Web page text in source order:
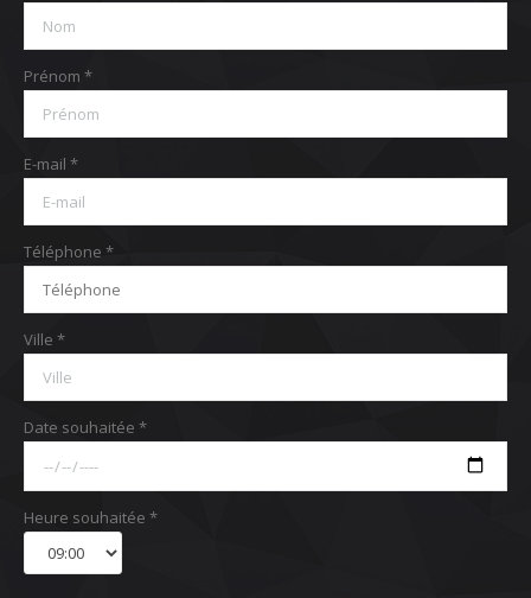
Prénom *
E-mail *
Téléphone *
Ville *
Date souhaitée *
Heure souhaitée *